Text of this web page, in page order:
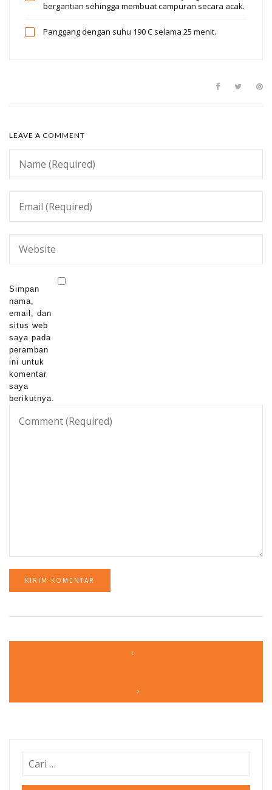
bergantian sehingga membuat campuran secara acak.
Panggang dengan suhu 190 C selama 25 menit.
LEAVE A COMMENT
Simpan
nama,
email, dan
situs web
saya pada
peramban
ini untuk
komentar
saya
berikutnya.